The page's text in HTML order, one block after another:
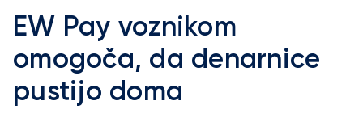
EW Pay voznikom
omogoča, da denarnice
pustijo doma